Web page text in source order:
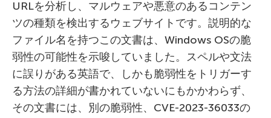
URLを分析し、マルウェアや悪意のあるコンテン
ツの種類を検出するウェブサイトです。説明的な
ファイル名を持つこの文書は、Windows OSの脆
弱性の可能性を示唆していました。スペルや文法
に誤りがある英語で、しかも脆弱性をトリガーす
る方法の詳細が書かれていないにもかかわらず、
その文書には、別の脆弱性、CVE-2023-36033の